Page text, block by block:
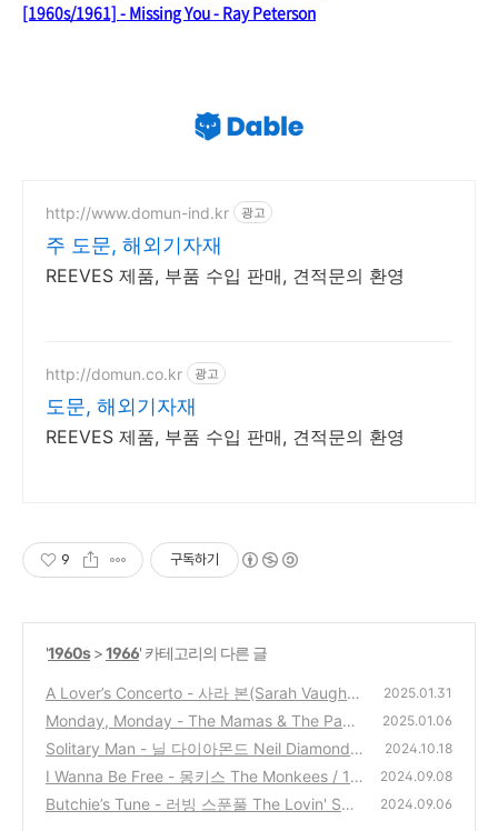
[1960s/1961] - Missing You - Ray Peterson
http://www.domun-ind.kr 광고
주 도문, 해외기자재
REEVES 제품, 부품 수입 판매, 견적문의 환영
http://domun.co.kr 광고
도문, 해외기자재
REEVES 제품, 부품 수입 판매, 견적문의 환영
9 구독하기
'1960s>1966' 카테고리의 다른 글
A Lover’s Concerto - 사라 본(Sarah Vaugha
n) / 1966
(1)
2025.01.31
Monday, Monday - The Mamas & The Papa
s / 1966
(0)
2025.01.06
Solitary Man - 닐 다이아몬드 Neil Diamond /
1966
(2)
2024.10.18
I Wanna Be Free - 몽키스 The Monkees / 19
66
(6)
2024.09.08
Butchie’s Tune - 러빙 스푼풀 The Lovin' Spo
2024.09.06